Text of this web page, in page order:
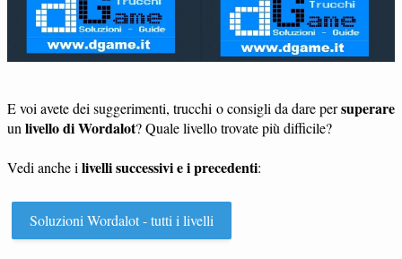
E voi avete dei suggerimenti, trucchi o consigli da dare persuperare
un livello di Wordalot? Quale livello trovate più difficile?
Vedi anche i livelli successivi e i precedenti:
Soluzioni Wordalot - tutti i livelli